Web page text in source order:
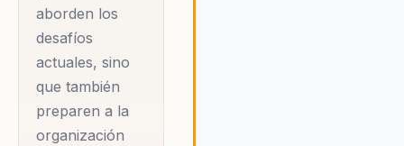
aborden los
desafíos
actuales, sino
que también
preparen a la
organización